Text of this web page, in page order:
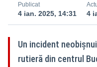
Publicat
4 ian. 2025, 14:31 4
Un incident
rutieră din centrul